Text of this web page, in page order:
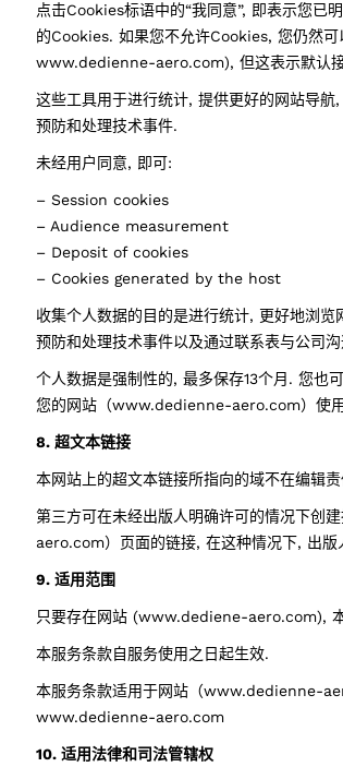
点击Cookies标语中的“我同意”, 即表示您已
的Cookies. 如果您不允许Cookies, 您仍然
www.dedienne-aero.com), 但这表示默认
这些工具用于进行统计, 提供更好的网站导
预防和处理技术事件.
未经用户同意, 即可:
– Session cookies
– Audience measurement
– Deposit of cookies
– Cookies generated by the host
收集个人数据的目的是进行统计, 更好地浏
预防和处理技术事件以及通过联系表与公司沟
个人数据是强制性的, 最多保存13个月. 您也
您的网站（www.dedienne-aero.com）使
8. 超文本链接
本网站上的超文本链接所指向的域不在编辑
第三方可在未经出版人明确许可的情况下创
aero.com）页面的链接, 在这种情况下, 出版
9. 适用范围
只要存在网站 (www.dediene-aero.com),
本服务条款自服务使用之日起生效.
本服务条款适用于网站（www.dedienne-
www.dedienne-aero.com
10. 适用法律和司法管辖权